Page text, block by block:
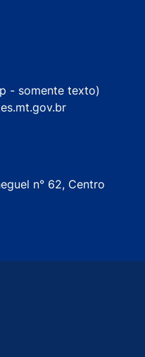
- somente texto)
n° 62, Centro